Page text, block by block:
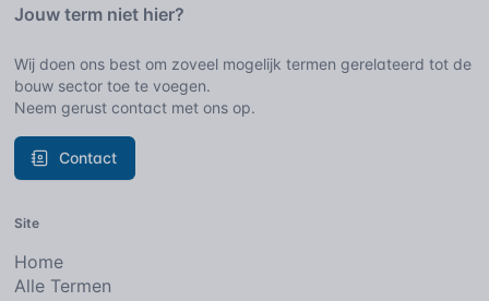
Jouw term niet hier?
Wij doen ons best om zoveel mogelijk termen gerelateerd tot de
bouw sector toe te voegen.
Neem gerust contact met ons op.
Contact
Site
Home
Alle Termen